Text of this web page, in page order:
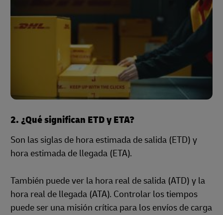
2. ¿Qué significan ETD y ETA?
Son las siglas de hora estimada de salida (ETD) y
hora estimada de llegada (ETA).
También puede ver la hora real de salida (ATD) y la
hora real de llegada (ATA). Controlar los tiempos
puede ser una misión crítica para los envíos de carga